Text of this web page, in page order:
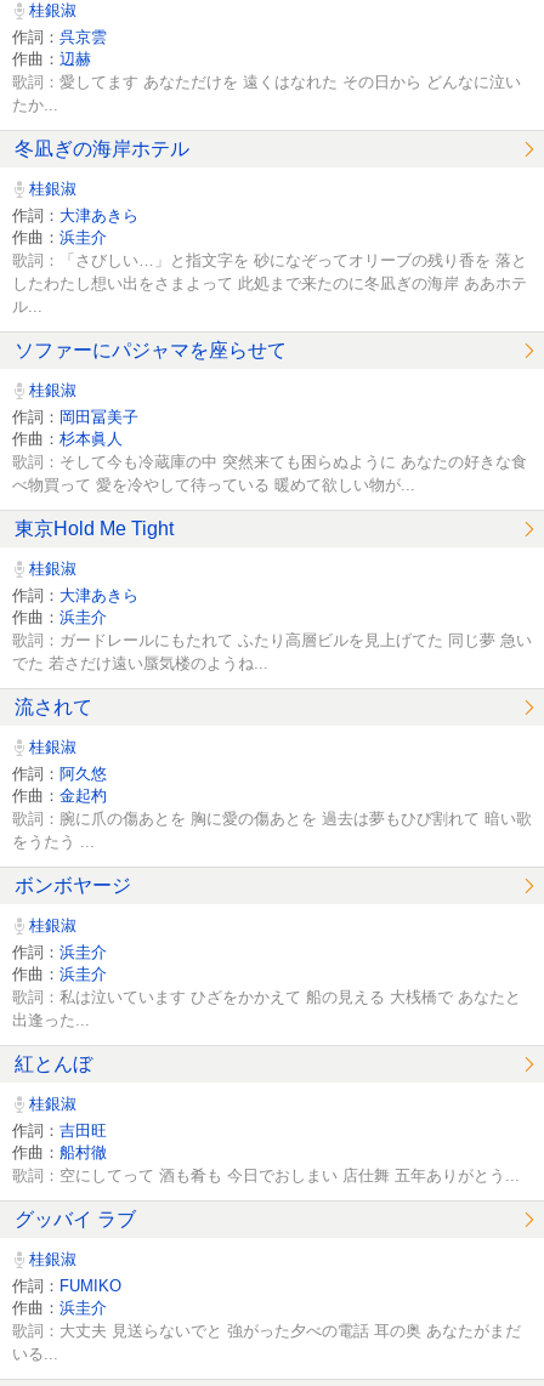
桂銀淑
作詞： 呉京雲
作曲： 辺赫
歌詞：愛してます あなただけを 遠くはなれた その日から どんなに泣い
たか...
冬凪ぎの海岸ホテル
桂銀淑
作詞： 大津あきら
作曲： 浜圭介
歌詞：「さびしい…」と指文字を 砂になぞってオリーブの残り香を 落と
したわたし想い出をさまよって 此処まで来たのに冬凪ぎの海岸 ああホテ
ル...
ソファーにパジャマを座らせて
桂銀淑
作詞： 岡田冨美子
作曲： 杉本眞人
歌詞：そして今も冷蔵庫の中 突然来ても困らぬように あなたの好きな食
べ物買って 愛を冷やして待っている 暖めて欲しい物が...
東京Hold Me Tight
桂銀淑
作詞： 大津あきら
作曲： 浜圭介
歌詞：ガードレールにもたれて ふたり高層ビルを見上げてた 同じ夢 急い
でた 若さだけ遠い蜃気楼のようね...
流されて
桂銀淑
作詞： 阿久悠
作曲： 金起杓
歌詞：腕に爪の傷あとを 胸に愛の傷あとを 過去は夢もひび割れて 暗い歌
をうたう ...
ボンボヤージ
桂銀淑
作詞： 浜圭介
作曲： 浜圭介
歌詞：私は泣いています ひざをかかえて 船の見える 大桟橋で あなたと
出逢った...
紅とんぼ
桂銀淑
作詞： 吉田旺
作曲： 船村徹
歌詞：空にしてって 酒も肴も 今日でおしまい 店仕舞 五年ありがとう...
グッバイ ラブ
桂銀淑
作詞： FUMIKO
作曲： 浜圭介
歌詞：大丈夫 見送らないでと 強がった夕べの電話 耳の奥 あなたがまだ
いる...